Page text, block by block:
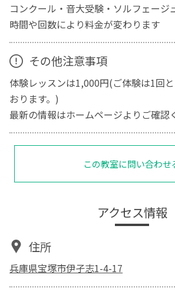
コンクール・音大受験・ソルフェージ
時間や回数により料金が変わります
その他注意事項
体験レッスンは1,000円(ご体験は1回
おります。)
最新の情報はホームページよりご確認
この教室に問い合わせ
アクセス情報
住所
兵庫県宝塚市伊孑志1-4-17